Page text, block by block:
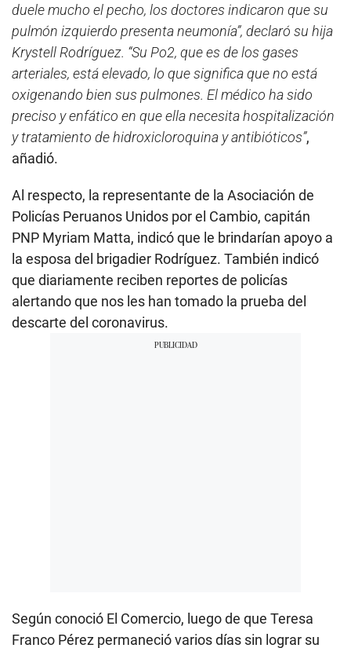
duele mucho el pecho, los doctores indicaron que su
pulmón izquierdo presenta neumonía”, declaró su hija
Krystell Rodríguez. “Su Po2, que es de los gases
arteriales, está elevado, lo que significa que no está
oxigenando bien sus pulmones. El médico ha sido
preciso y enfático en que ella necesita hospitalización
y tratamiento de hidroxicloroquina y antibióticos”,
añadió.
Al respecto, la representante de la Asociación de
Policías Peruanos Unidos por el Cambio, capitán
PNP Myriam Matta, indicó que le brindarían apoyo a
la esposa del brigadier Rodríguez. También indicó
que diariamente reciben reportes de policías
alertando que nos les han tomado la prueba del
descarte del coronavirus.
Según conoció El Comercio, luego de que Teresa
Franco Pérez permaneció varios días sin lograr su